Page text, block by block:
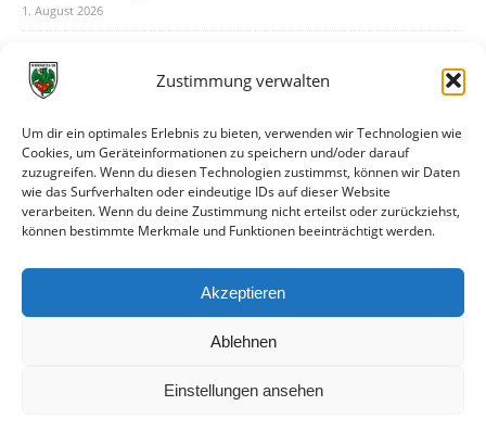
Zustimmung verwalten
Um dir ein optimales Erlebnis zu bieten, verwenden wir Technologien wie
Cookies, um Geräteinformationen zu speichern und/oder darauf
zuzugreifen. Wenn du diesen Technologien zustimmst, können wir Daten
wie das Surfverhalten oder eindeutige IDs auf dieser Website
verarbeiten. Wenn du deine Zustimmung nicht erteilst oder zurückziehst,
können bestimmte Merkmale und Funktionen beeinträchtigt werden.
Akzeptieren
Ablehnen
Einstellungen ansehen
1. August 2026
31. Juli 2026
30. Juli 2026
Deine Spielminute: 89+1
28. Juli 2026
Neuer Rückensponsor
Neue Podcast-Folge: So tickt Björn!
27. Juli 2026